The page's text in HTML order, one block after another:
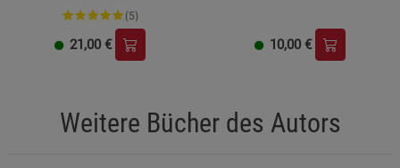
(5)
21,00 € 10,00 €
Weitere Bücher des Autors